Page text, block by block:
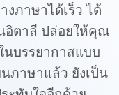
ภาษาได้เร็ว ได้
อิตาลี ปล่อยให้คุณ
บรรยากาสแบบ
นภาษาแล้ว ยังเป็น